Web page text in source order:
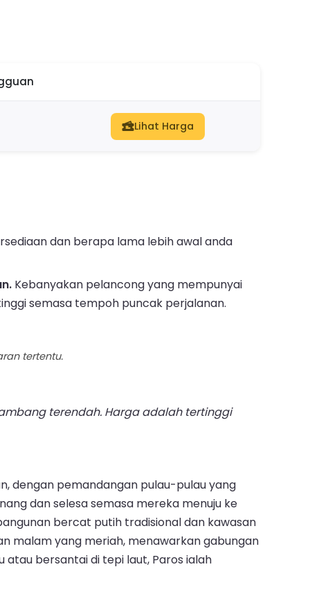
Lihat Harga
dan berapa lama lebih awal anda
Kebanyakan pelancong yang mempunyai
semasa tempoh puncak perjalanan.
tertentu.
terendah. Harga adalah tertinggi
dengan pemandangan pulau-pulau yang
dan selesa semasa mereka menuju ke
bercat putih tradisional dan kawasan
malam yang meriah, menawarkan gabungan
bersantai di tepi laut, Paros ialah